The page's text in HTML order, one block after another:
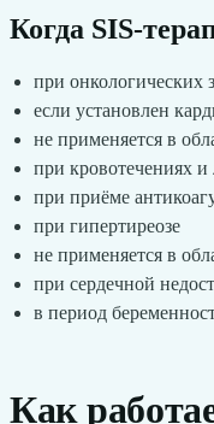
Когда SIS-
при онкологических
если установлен
не применяется в
при кровотечениях
при приёме
при гипертиреозе
не применяется в
при сердечной
в период
Как